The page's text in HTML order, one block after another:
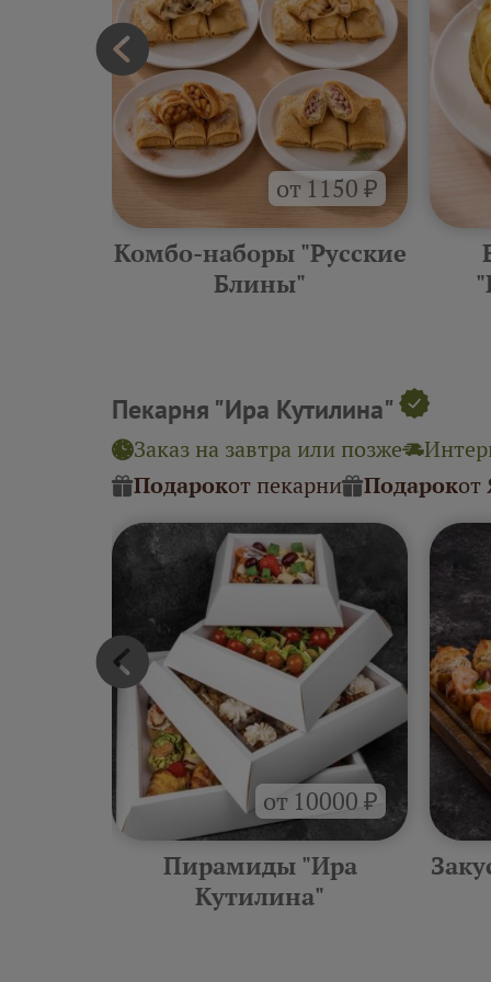
от 1150 ₽
Комбо-наборы "Русские
Блины"
Пекарня "Ира Кутилина"
Заказ на завтра или позже
Подарокот пекарни Подарокот
от 10000 ₽
Пирамиды "Ира
Кутилина"